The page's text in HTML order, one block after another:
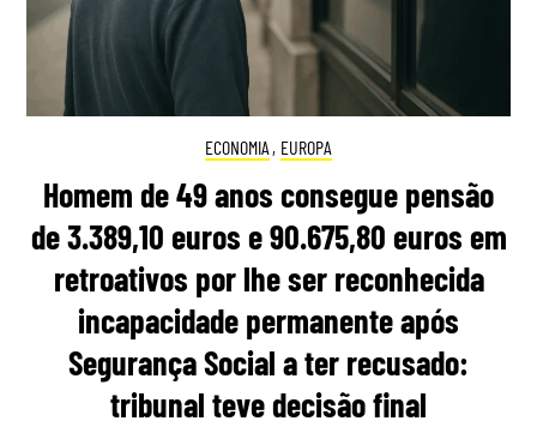
ECONOMIA , EUROPA
Homem de 49 anos consegue pensão
de 3.389,10 euros e 90.675,80 euros em
retroativos por lhe ser reconhecida
incapacidade permanente após
Segurança Social a ter recusado:
tribunal teve decisão final